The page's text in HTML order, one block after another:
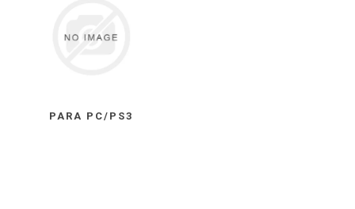
PARA PC/PS3